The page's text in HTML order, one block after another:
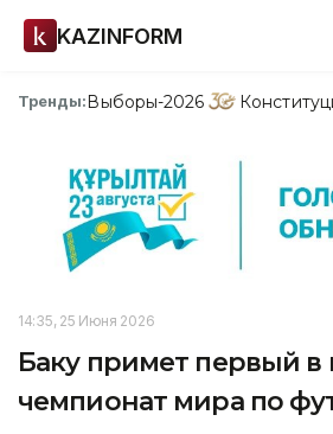
KAZINFORM
Тренды:Выборы-2026
14:35, 25 Июня 2026
Баку примет первый в
чемпионат мира по